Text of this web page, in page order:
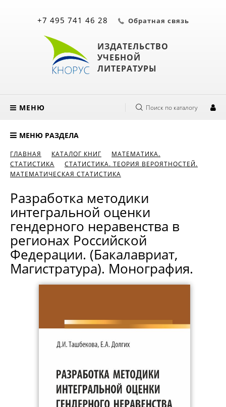
ИЗДАТЕЛЬСТВО
УЧЕБНОЙ
ЛИТЕРАТУРЫ
+7 495 741 46 28 Обратная связь
МЕНЮ Поиск по каталогу
МЕНЮ РАЗДЕЛА
ГЛАВНАЯ КАТАЛОГ КНИГ
МАТЕМАТИКА.
СТАТИСТИКА
СТАТИСТИКА. ТЕОРИЯ ВЕРОЯТНОСТЕЙ.
МАТЕМАТИЧЕСКАЯ СТАТИСТИКА
Разработка методики
интегральной оценки
гендерного неравенства в
регионах Российской
Федерации. (Бакалавриат,
Магистратура). Монография.